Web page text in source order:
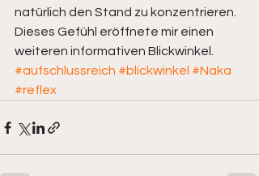
natürlich den Stand zu konzentrieren.
Dieses Gefühl eröffnete mir einen
weiteren informativen Blickwinkel.
#aufschlussreich #blickwinkel #Naka
#reflex